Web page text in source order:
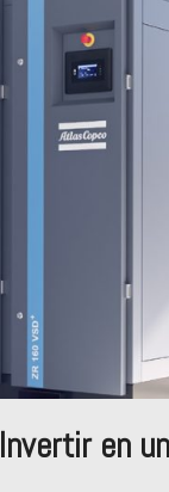
en un